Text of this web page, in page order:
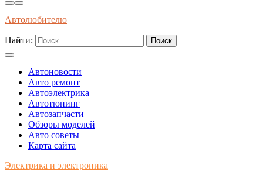
Автолюбителю
Найти:
Автоновости
Авто ремонт
Автоэлектрика
Автотюнинг
Автозапчасти
Обзоры моделей
Авто советы
Карта сайта
Электрика и электроника